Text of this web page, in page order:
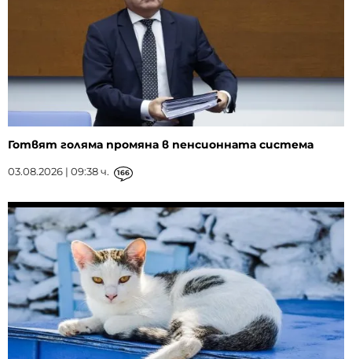
Готвят голяма промяна в пенсионната система
03.08.2026 | 09:38 ч. 166